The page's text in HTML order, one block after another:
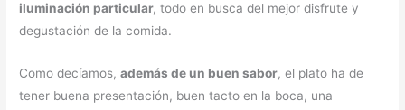
iluminación particular, todo en busca del mejor disfrute y
degustación de la comida.
Como decíamos,además de un buen sabor, el plato ha de
tener buena presentación, buen tacto en la boca, una